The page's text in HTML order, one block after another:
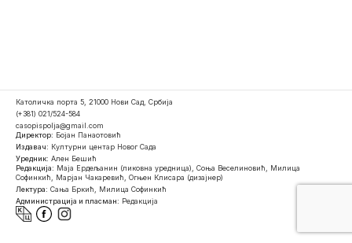
Католичка порта 5, 21000 Нови Сад, Србија
(+381) 021/524-584
casopispolja@gmail.com
Директор: Бојан Панаотовић
Издавач: Културни центар Новог Сада
Уредник: Ален Бешић
Редакција: Маја Ердељанин (ликовна уредница), Соња Веселиновић, Милица
Софинкић, Марјан Чакаревић, Огњен Клисара (дизајнер)
Лектура: Сања Бркић, Милица Софинкић
Администрација и пласман: Редакција